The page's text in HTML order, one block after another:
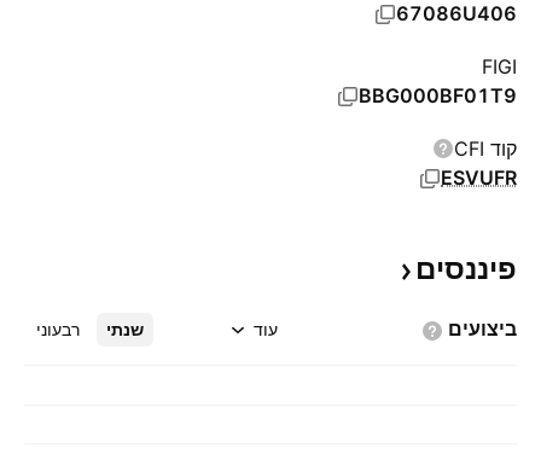
67086U406
FIGI
BBG000BF01T9
קוד CFI
ESVUFR
פיננסים
ביצועים שנתי רבעוני עוד